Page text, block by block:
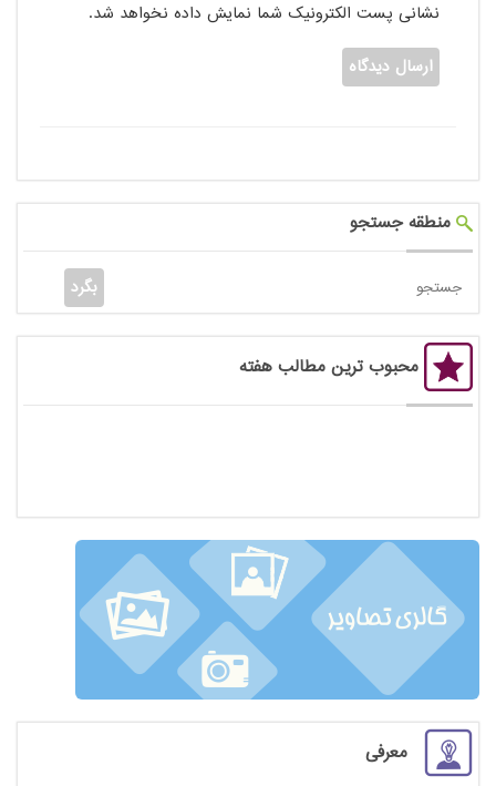
نشانی پست الکترونیک شما نمایش داده نخواهد شد.
منطقه جستجو
محبوب ترین مطالب هفته
معرفی